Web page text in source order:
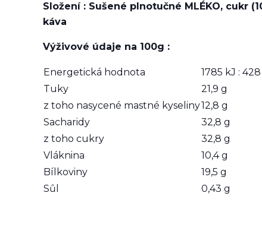
Složení : Sušené plnotučné MLÉKO, cukr
káva
Výživové údaje na 100g :
Energetická hodnota
1785 kJ : 428
Tuky
21,9 g
z toho nasycené mastné kyseliny12,8 g
Sacharidy
32,8 g
z toho cukry
32,8 g
Vláknina
10,4 g
Bílkoviny
19,5 g
Sůl
0,43 g